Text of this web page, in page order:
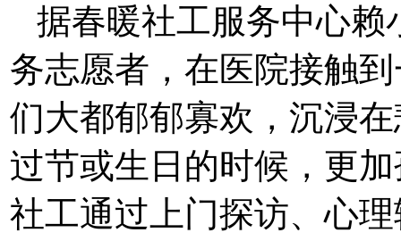
据春暖社工服务中心赖
务志愿者，在医院接触
们大都郁郁寡欢，沉浸
过节或生日的时候，更
社工通过上门探访、心